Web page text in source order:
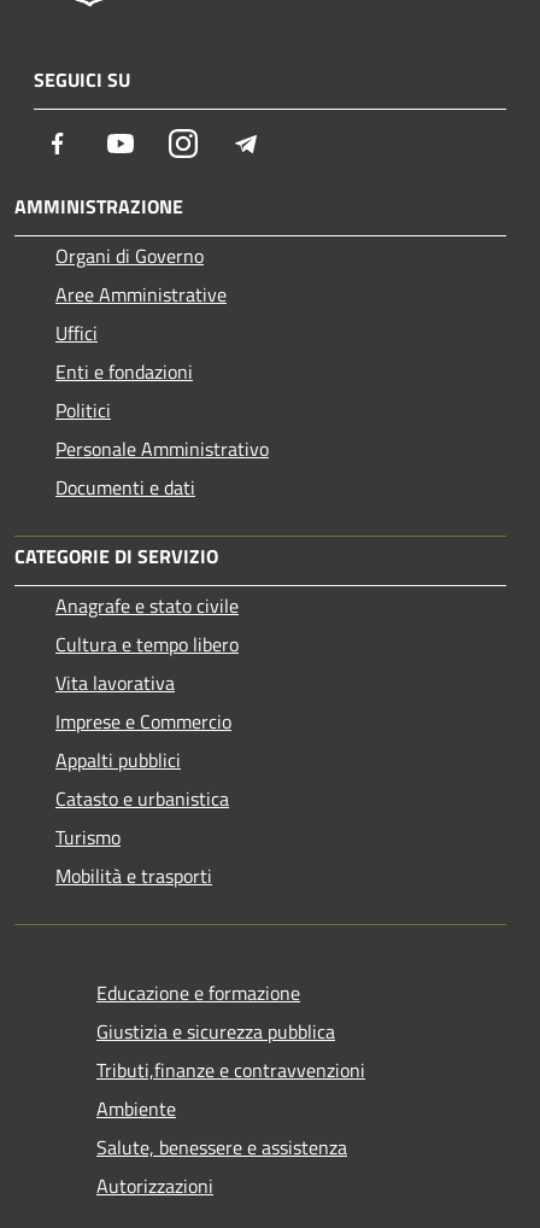
SEGUICI SU
Facebook YoutubeInstagram
AMMINISTRAZIONE
Organi di Governo
Aree Amministrative
Uffici
Enti e fondazioni
Politici
Personale Amministrativo
Documenti e dati
CATEGORIE DI SERVIZIO
Anagrafe e stato civile
Cultura e tempo libero
Vita lavorativa
Imprese e Commercio
Appalti pubblici
Catasto e urbanistica
Turismo
Mobilità e trasporti
Educazione e formazione
Giustizia e sicurezza pubblica
Tributi,finanze e contravvenzioni
Ambiente
Salute, benessere e assistenza
Autorizzazioni